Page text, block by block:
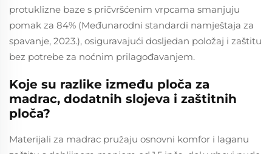
protuklizne baze s pričvršćenim vrpcama smanjuju
pomak za 84% (Međunarodni standardi namještaja za
spavanje, 2023.), osiguravajući dosljedan položaj i zaštitu
bez potrebe za noćnim prilagođavanjem.
Koje su razlike između ploča za
madrac, dodatnih slojeva i zaštitnih
ploča?
Materijali za madrac pružaju osnovni komfor i laganu